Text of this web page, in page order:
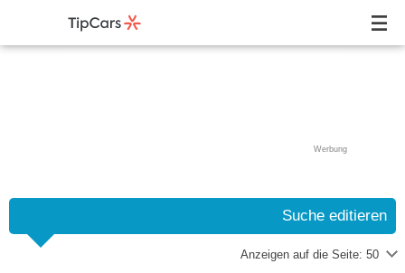
Werbung
Suche editieren
Anzeigen auf die Seite: 50